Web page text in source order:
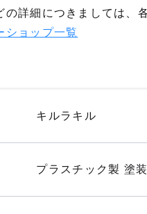
の詳細につきましては、
ショップ一覧
キルラキル
プラスチック製 塗